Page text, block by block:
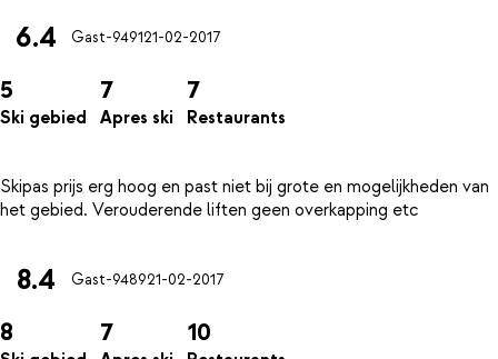
6.4 Gast-949121-02-2017
5
Ski gebied
7
Apres ski
7
Restaurants
Skipas prijs erg hoog en past niet bij grote en mogelijkheden van
8.4 Gast-948921-02-2017
8 7 10